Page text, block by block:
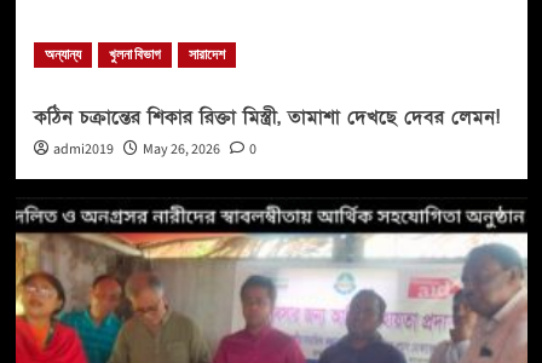
অন্যান্য খুলনা বিভাগ সারাদেশ
কঠিন চক্রান্তের শিকার রিক্তা মিস্ত্রী, তামাশা দেখছে দেবর লেমন!
admi2019 May 26, 2026 0